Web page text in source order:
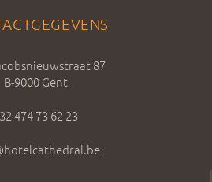
87
B-9000 Gent
474 73 62 23